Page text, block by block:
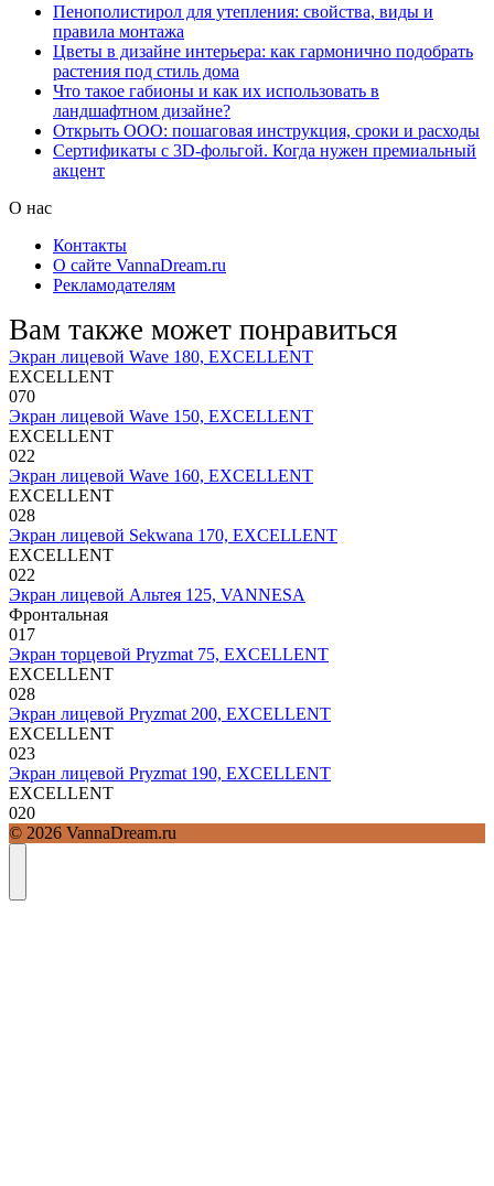
Пенополистирол для утепления: свойства, виды и
правила монтажа
Цветы в дизайне интерьера: как гармонично подобрать
растения под стиль дома
Что такое габионы и как их использовать в
ландшафтном дизайне?
Открыть ООО: пошаговая инструкция, сроки и расходы
Сертификаты с 3D-фольгой. Когда нужен премиальный
акцент
О нас
Контакты
О сайте VannaDream.ru
Рекламодателям
Вам также может понравиться
Экран лицевой Wave 180, EXCELLENT
EXCELLENT
070
Экран лицевой Wave 150, EXCELLENT
EXCELLENT
022
Экран лицевой Wave 160, EXCELLENT
EXCELLENT
028
Экран лицевой Sekwana 170, EXCELLENT
EXCELLENT
022
Экран лицевой Альтея 125, VANNESA
Фронтальная
017
Экран торцевой Pryzmat 75, EXCELLENT
EXCELLENT
028
Экран лицевой Pryzmat 200, EXCELLENT
EXCELLENT
023
Экран лицевой Pryzmat 190, EXCELLENT
EXCELLENT
020
© 2026 VannaDream.ru